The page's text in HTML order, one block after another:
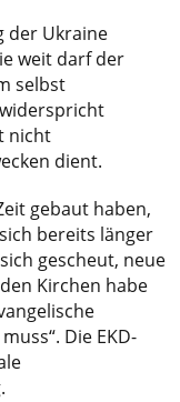
der Ukraine
weit darf der
selbst
nicht
dient.
gebaut haben,
bereits länger
gescheut, neue
Kirchen habe
Die EKD-